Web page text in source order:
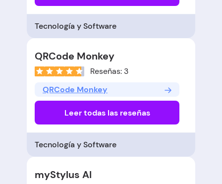
Tecnología y Software
QRCode Monkey
Reseñas: 3
QRCode Monkey
Leer todas las reseñas
Tecnología y Software
myStylus AI